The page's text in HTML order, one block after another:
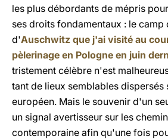
les plus débordants de mépris
ses droits fondamentaux : le
d'Auschwitz que j'ai visité au
pèlerinage en Pologne en juin
tristement célèbre n'est
tant de lieux semblables dispersés
européen. Mais le souvenir d'un
un signal avertisseur sur les
contemporaine afin qu'une fois